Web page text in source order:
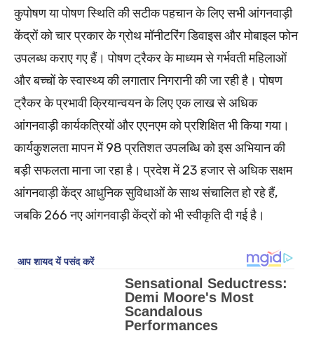
कुपोषण या पोषण स्थिति की सटीक पहचान के लिए सभी आंगनवाड़ी
केंद्रों को चार प्रकार के ग्रोथ मॉनीटरिंग डिवाइस और मोबाइल फोन
उपलब्ध कराए गए हैं। पोषण ट्रैकर के माध्यम से गर्भवती महिलाओं
और बच्चों के स्वास्थ्य की लगातार निगरानी की जा रही है। पोषण
ट्रैकर के प्रभावी क्रियान्वयन के लिए एक लाख से अधिक
आंगनवाड़ी कार्यकत्रियों और एएनएम को प्रशिक्षित भी किया गया।
कार्यकुशलता मापन में 98 प्रतिशत उपलब्धि को इस अभियान की
बड़ी सफलता माना जा रहा है। प्रदेश में 23 हजार से अधिक सक्षम
आंगनवाड़ी केंद्र आधुनिक सुविधाओं के साथ संचालित हो रहे हैं,
जबकि 266 नए आंगनवाड़ी केंद्रों को भी स्वीकृति दी गई है।